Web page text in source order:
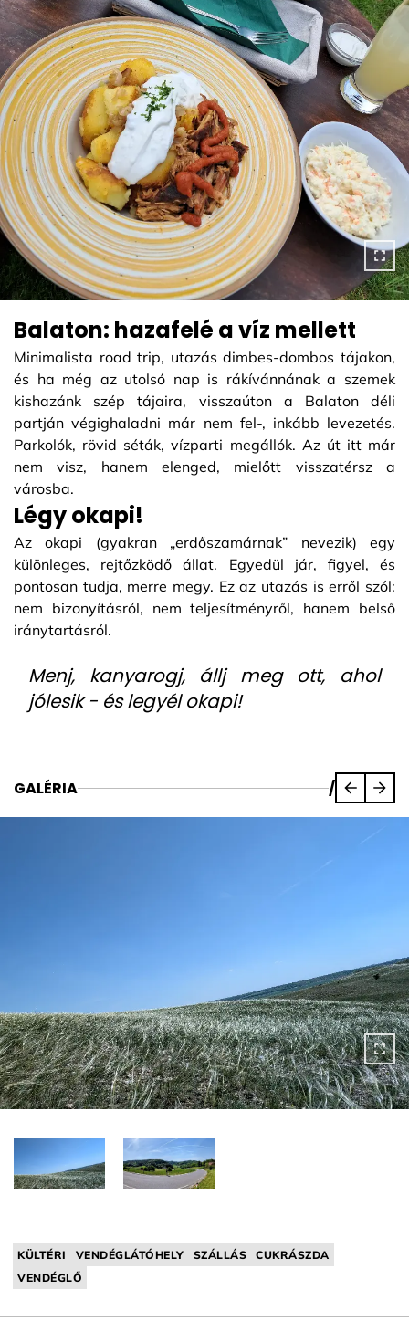
Balaton: hazafelé a víz mellett
Minimalista road trip, utazás dimbes-dombos tájakon,
és ha még az utolsó nap is rákívánnának a szemek
kishazánk szép tájaira, visszaúton a Balaton déli
partján végighaladni már nem fel-, inkább levezetés.
Parkolók, rövid séták, vízparti megállók. Az út itt már
nem visz, hanem elenged, mielőtt visszatérsz a
városba.
Légy okapi!
Az okapi (gyakran „erdőszamárnak” nevezik) egy
különleges, rejtőzködő állat. Egyedül jár, figyel, és
pontosan tudja, merre megy. Ez az utazás is erről szól:
nem bizonyításról, nem teljesítményről, hanem belső
iránytartásról.
Menj, kanyarogj, állj meg ott, ahol
jólesik - és legyél okapi!
GALÉRIA /
KÜLTÉRI VENDÉGLÁTÓHELY SZÁLLÁS
CUKRÁSZDA
VENDÉGLŐ